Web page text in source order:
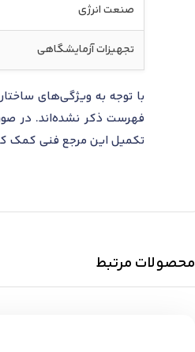
صنعت انرژی
تجهیزات آزمایشگاهی
فهرست ذکر نشده‌اند. در
تکمیل این مرجع فنی کمک
محصولات مرتبط